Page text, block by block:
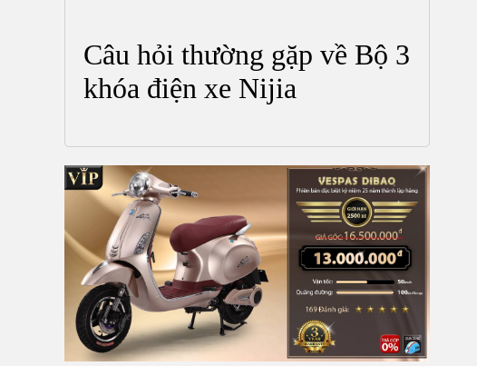
Câu hỏi thường gặp về Bộ 3
khóa điện xe Nijia